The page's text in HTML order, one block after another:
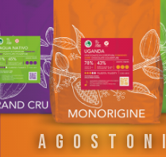
AGOSTONI